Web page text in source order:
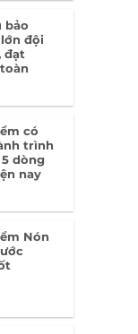
bảo
đội
đạt
có
trình
5 dòng
nay
Nón